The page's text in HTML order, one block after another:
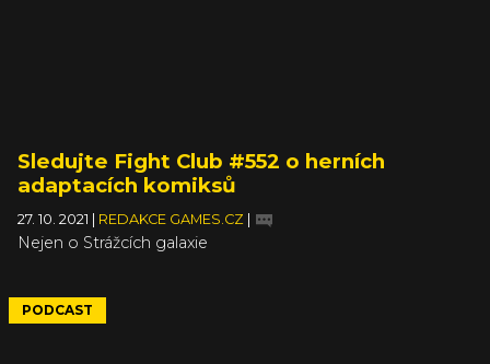
Sledujte Fight Club #552 o herních
adaptacích komiksů
27. 10. 2021 REDAKCE GAMES.CZ
Nejen o Strážcích galaxie
PODCAST